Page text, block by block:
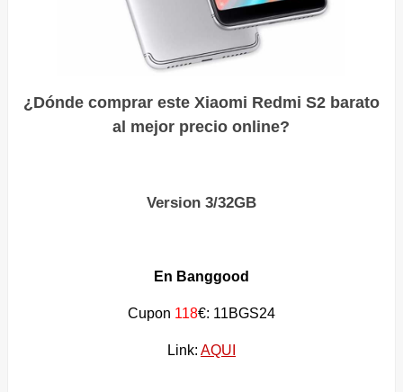
¿Dónde comprar este Xiaomi Redmi S2 barato
al mejor precio online?
Version 3/32GB
En Banggood
Cupon 118€: 11BGS24
Link: AQUI